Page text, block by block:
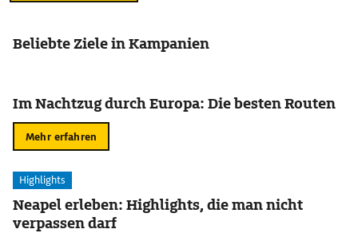
Beliebte Ziele in Kampanien
Im Nachtzug durch Europa: Die besten Routen
Mehr erfahren
Highlights
Neapel erleben: Highlights, die man nicht
verpassen darf